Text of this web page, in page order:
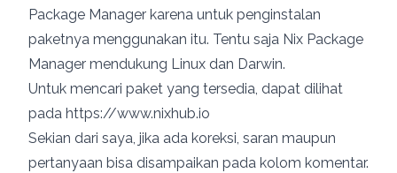
Package Manager karena untuk penginstalan
paketnya menggunakan itu. Tentu saja Nix Package
Manager mendukung Linux dan Darwin.
Untuk mencari paket yang tersedia, dapat dilihat
pada https://www.nixhub.io
Sekian dari saya, jika ada koreksi, saran maupun
pertanyaan bisa disampaikan pada kolom komentar.